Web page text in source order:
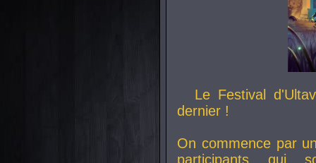
Le Festival
dernier !
On commence par
participants qui